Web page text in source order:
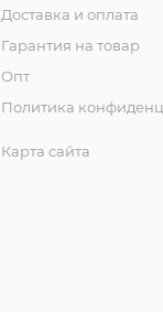
Доставка и оплата
Гарантия на товар
Опт
Политика
Карта сайта